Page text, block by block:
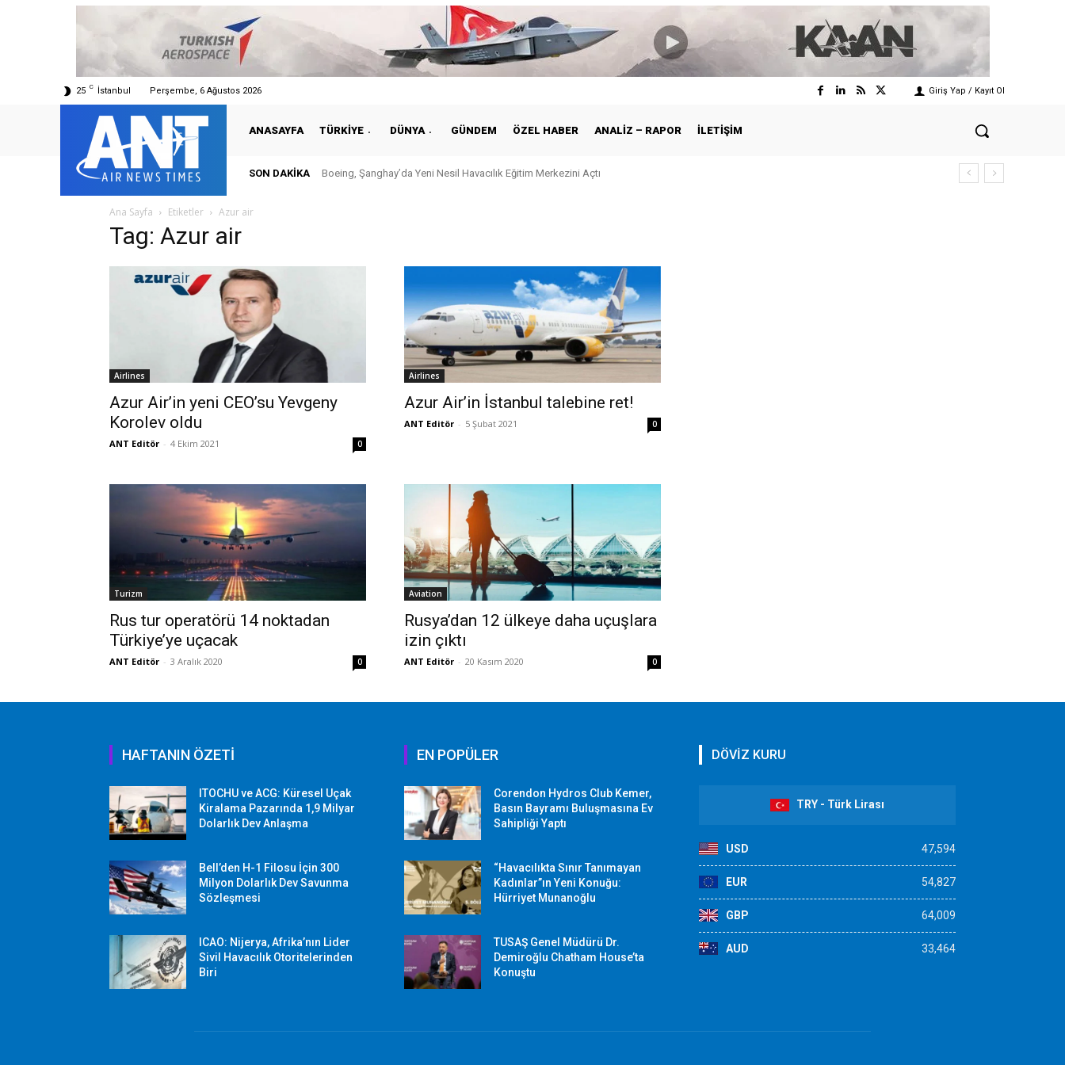
25 C İstanbul Perşembe, 6 Ağustos 2026 Giriş Yap / Kayıt Ol
ANASAYFA TÜRKIYE DÜNYA GÜNDEM ÖZEL HABER ANALIZ – RAPOR İLETIŞIM
SON DAKIKA Boeing, Şanghay’da Yeni Nesil Havacılık Eğitim Merkezini Açtı
Ana Sayfa Etiketler Azur air
Tag: Azur air
Airlines
Azur Air’in yeni CEO’su Yevgeny
Korolev oldu
ANT Editör - 4 Ekim 2021 0
Airlines
Azur Air’in İstanbul talebine ret!
ANT Editör - 5 Şubat 2021 0
Turizm
Rus tur operatörü 14 noktadan
Türkiye’ye uçacak
ANT Editör - 3 Aralık 2020 0
Aviation
Rusya’dan 12 ülkeye daha uçuşlara
izin çıktı
ANT Editör - 20 Kasım 2020 0
HAFTANIN ÖZETİ
ITOCHU ve ACG: Küresel Uçak
Kiralama Pazarında 1,9 Milyar
Dolarlık Dev Anlaşma
Bell’den H-1 Filosu İçin 300
Milyon Dolarlık Dev Savunma
Sözleşmesi
ICAO: Nijerya, Afrika’nın Lider
Sivil Havacılık Otoritelerinden
Biri
EN POPÜLER
Corendon Hydros Club Kemer,
Basın Bayramı Buluşmasına Ev
Sahipliği Yaptı
“Havacılıkta Sınır Tanımayan
Kadınlar”ın Yeni Konuğu:
Hürriyet Munanoğlu
TUSAŞ Genel Müdürü Dr.
Demiroğlu Chatham House’ta
Konuştu
DÖVİZ KURU
TRY - Türk Lirası
USD 47,594
EUR 54,827
GBP 64,009
AUD 33,464